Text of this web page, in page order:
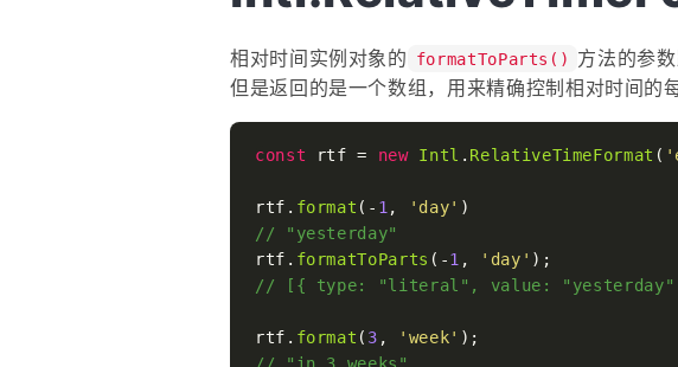
相对时间实例对象的 formatToParts() 方法的参
但是返回的是一个数组，用来精确控制相对时间的
const rtf = new Intl . RelativeTimeFormat (
rtf. format (- 1 , 'day'
// "yesterday"
rtf. formatToParts (-1 , 'day'
// [{ type: "literal", value:
rtf. format ( 3 , 'week'